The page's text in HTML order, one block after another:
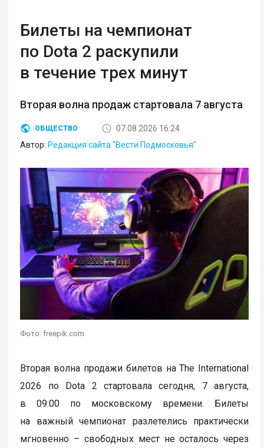
Билеты на чемпионат
по Dota 2 раскупили
в течение трех минут
Вторая волна продаж стартовала 7 августа
ОБЩЕСТВО
07.08.2026 16:24
Автор: Редакция сайта "Вести Подмосковья"
Фото: freepik.com
Вторая волна продажи билетов на The International
2026 по Dota 2 стартовала сегодня, 7 августа,
в 09:00 по московскому времени. Билеты
на важный чемпионат разлетелись практически
мгновенно – свободных мест не осталось через